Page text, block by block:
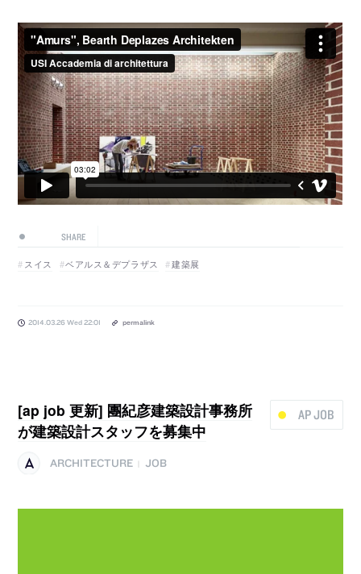
SHARE
スイス ベアルス＆デプラザス 建築展
2014.03.26 Wed 22:01 permalink
AP JOB
[ap job 更新] 團紀彦建築設計事務所
が建築設計スタッフを募集中
ARCHITECTURE JOB